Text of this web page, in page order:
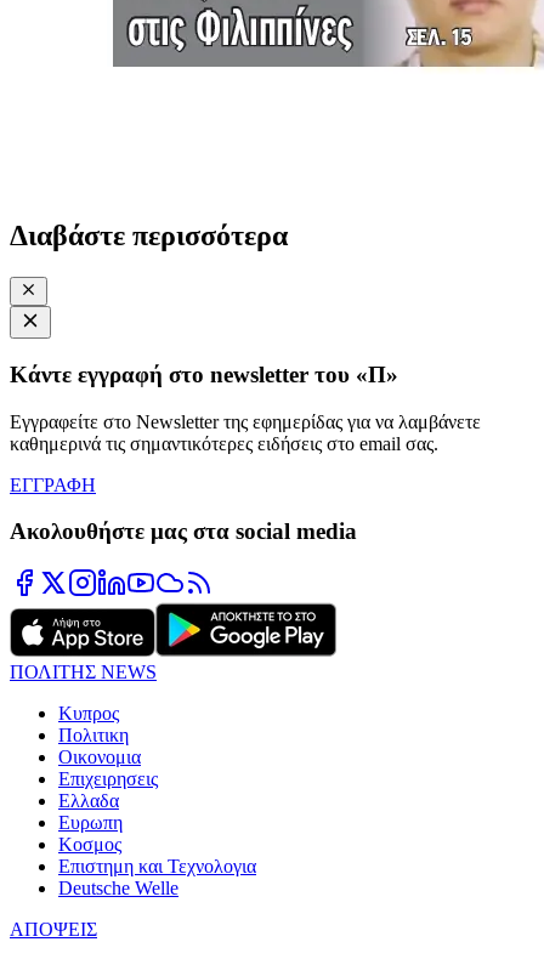
Διαβάστε περισσότερα
Κάντε εγγραφή στο newsletter του «Π»
Εγγραφείτε στο Newsletter της εφημερίδας για να λαμβάνετε
καθημερινά τις σημαντικότερες ειδήσεις στο email σας.
ΕΓΓΡΑΦΗ
Ακολουθήστε μας στα social media
ΠΟΛΙΤΗΣ NEWS
Κυπρος
Πολιτικη
Οικονομια
Επιχειρησεις
Ελλαδα
Ευρωπη
Κοσμος
Επιστημη και Τεχνολογια
Deutsche Welle
ΑΠΟΨΕΙΣ